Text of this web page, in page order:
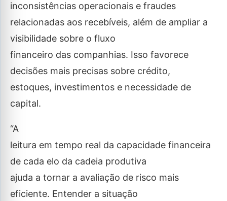
inconsistências operacionais e fraudes
relacionadas aos recebíveis, além de ampliar a
visibilidade sobre o fluxo
financeiro das companhias. Isso favorece
decisões mais precisas sobre crédito,
estoques, investimentos e necessidade de
capital.
“A
leitura em tempo real da capacidade financeira
de cada elo da cadeia produtiva
ajuda a tornar a avaliação de risco mais
eficiente. Entender a situação